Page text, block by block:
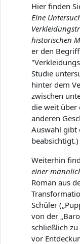
Hier finden
Eine
historischen
er den Begriff
Studie
hinter dem
zwischen
die weit über
anderen
Auswahl gibt
beabsichtigt.)
Weiterhin
einer
Roman aus
Schüler
von der
schließlich
vor